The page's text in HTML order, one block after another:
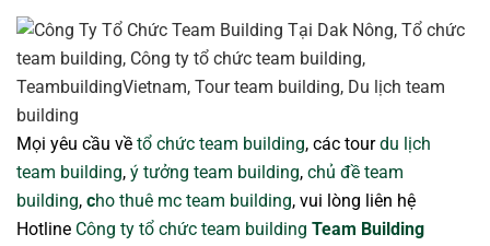
Mọi yêu cầu về tổ chức team building, các tourdu lịch
team building, ý tưởng team building, chủ đề team
building, cho thuê mc team building, vui lòng liên hệ
Hotline Công ty tổ chức team building Team Building